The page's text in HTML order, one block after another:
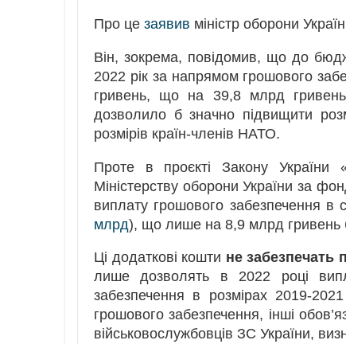
Про це заявив міністр оборони
Він, зокрема, повідомив, що до
2022 рік за напрямом грошового
гривень, що на 39,8 млрд
дозволило б значно підвищити
розмірів країн-членів НАТО.
Проте в проєкті Закону
Міністерству оборони України за
виплату грошового забезпечення
млрд), що лише на 8,9 млрд гривень
Ці додаткові кошти не забезпечать
лише дозволять в 2022 році
забезпечення в розмірах 2019-
грошового забезпечення, інші
військовослужбовців ЗC України,